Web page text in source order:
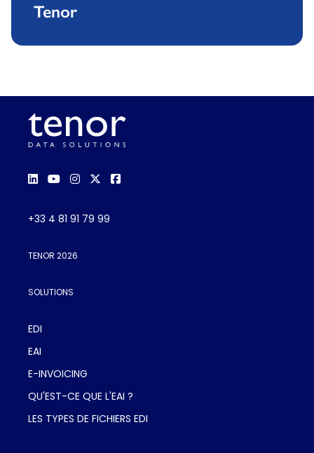
Tenor
+33 4 81 91 79 99
TENOR 2026
SOLUTIONS
EDI
EAI
E-INVOICING
QU'EST-CE QUE L'EAI ?
LES TYPES DE FICHIERS EDI